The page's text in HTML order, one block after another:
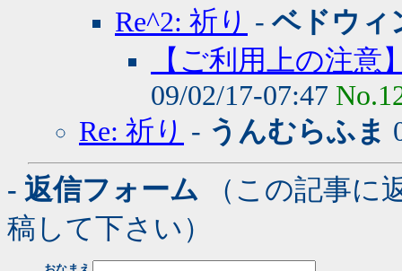
Re^2: 祈り - ベドウィ
【ご利用上の注
09/02/17-07:47
Re: 祈り - うんむらふま
- 返信フォーム （この記事に
稿して下さい）
おなまえ